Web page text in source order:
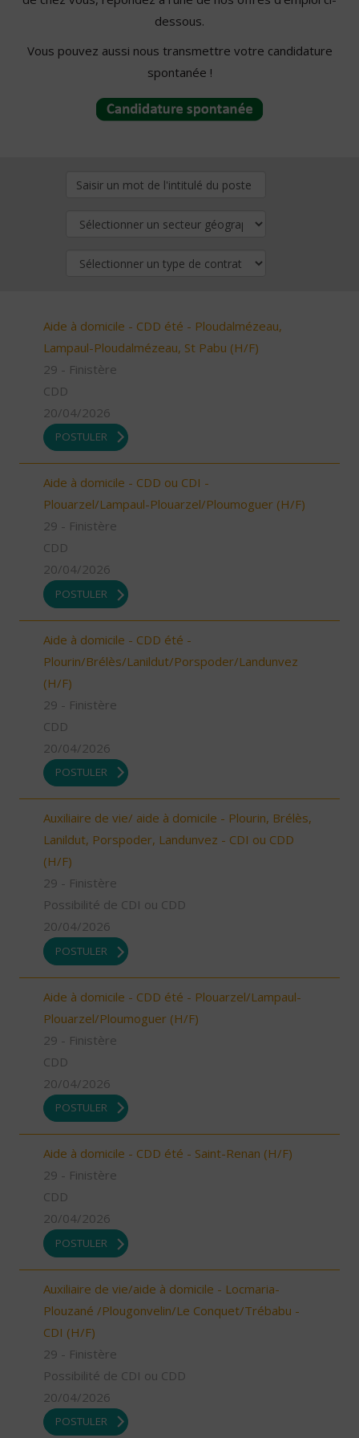
dessous.
Vous pouvez aussi nous transmettre votre candidature
spontanée !
Aide à domicile - CDD été - Ploudalmézeau,
Lampaul-Ploudalmézeau, St Pabu (H/F)
29 - Finistère
CDD
20/04/2026
POSTULER
Aide à domicile - CDD ou CDI -
Plouarzel/Lampaul-Plouarzel/Ploumoguer (H/F)
29 - Finistère
CDD
20/04/2026
POSTULER
Aide à domicile - CDD été -
Plourin/Brélès/Lanildut/Porspoder/Landunvez
(H/F)
29 - Finistère
CDD
20/04/2026
POSTULER
Auxiliaire de vie/ aide à domicile - Plourin, Brélès,
Lanildut, Porspoder, Landunvez - CDI ou CDD
(H/F)
29 - Finistère
Possibilité de CDI ou CDD
20/04/2026
POSTULER
Aide à domicile - CDD été - Plouarzel/Lampaul-
Plouarzel/Ploumoguer (H/F)
29 - Finistère
CDD
20/04/2026
POSTULER
Aide à domicile - CDD été - Saint-Renan (H/F)
29 - Finistère
CDD
20/04/2026
POSTULER
Auxiliaire de vie/aide à domicile - Locmaria-
Plouzané /Plougonvelin/Le Conquet/Trébabu -
CDI (H/F)
29 - Finistère
Possibilité de CDI ou CDD
20/04/2026
POSTULER